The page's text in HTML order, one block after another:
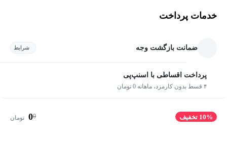
خدمات پرداخت
ضمانت بازگشت وجه شرایط
پرداخت اقساطی با اسنپ‌پی
۴ قسط بدون کارمزد، ماهانه 0 تومان
10% تخفیف 0
0 تومان